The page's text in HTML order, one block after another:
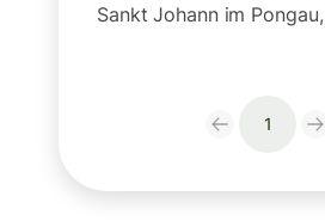
Sankt Johann im
1